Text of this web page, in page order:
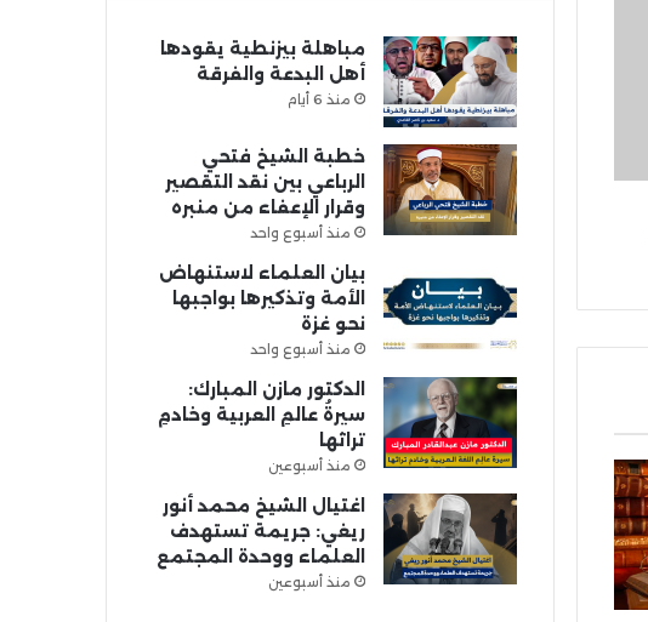
مباهلة بيزنطية يقودها
أهل البدعة والفرقة
منذ 6 أيام
خطبة الشيخ فتحي
الرباعي بين نقد التقصير
وقرار الإعفاء من منبره
منذ أسبوع واحد
بيان العلماء لاستنهاض
الأمة وتذكيرها بواجبها
نحو غزة
منذ أسبوع واحد
الدكتور مازن المبارك:
سيرةُ عالمِ العربية وخادمِ
تراثها
منذ أسبوعين
اغتيال الشيخ محمد أنور
ريغي: جريمة تستهدف
العلماء ووحدة المجتمع
منذ أسبوعين